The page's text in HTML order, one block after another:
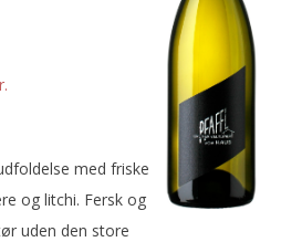
med friske
og litchi. Fersk og
uden den store